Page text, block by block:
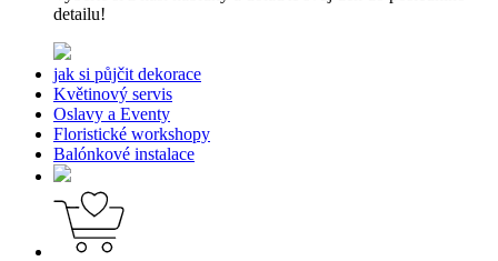
detailu!
jak si půjčit dekorace
Květinový servis
Oslavy a Eventy
Floristické workshopy
Balónkové instalace